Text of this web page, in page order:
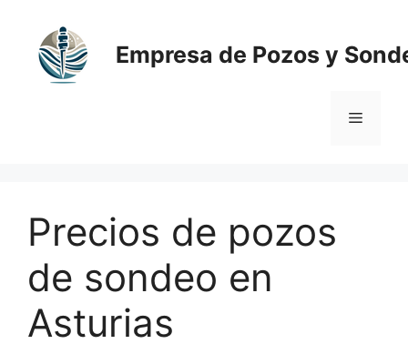
contenido
Empresa de Pozos y
Menú
Precios de pozos
de sondeo en
Asturias